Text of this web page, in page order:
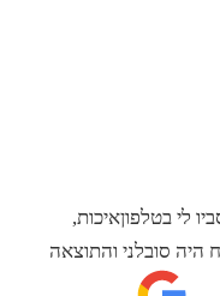
לי בטלפוןאיכות,
היה סובלני והתוצאה